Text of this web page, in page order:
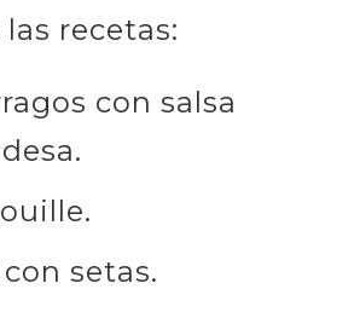
recetas:
con salsa
setas.